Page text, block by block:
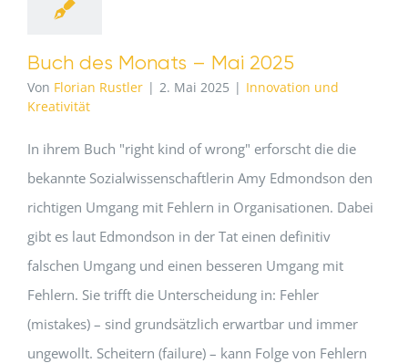
Buch des Monats – Mai 2025
Von Florian Rustler | 2. Mai 2025 | Innovation und
Kreativität
In ihrem Buch "right kind of wrong" erforscht die die
bekannte Sozialwissenschaftlerin Amy Edmondson den
richtigen Umgang mit Fehlern in Organisationen. Dabei
gibt es laut Edmondson in der Tat einen definitiv
falschen Umgang und einen besseren Umgang mit
Fehlern. Sie trifft die Unterscheidung in: Fehler
(mistakes) – sind grundsätzlich erwartbar und immer
ungewollt. Scheitern (failure) – kann Folge von Fehlern